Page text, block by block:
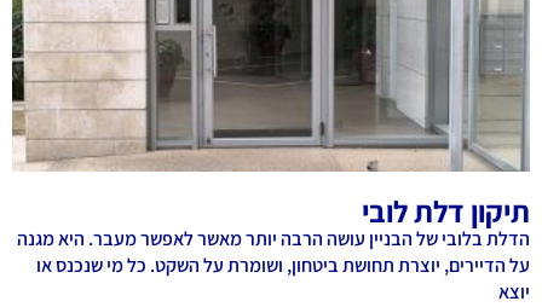
תיקון דלת לובי
הדלת בלובי של הבניין עושה הרבה יותר מאשר לאפשר מעבר. היא מגנה
על הדיירים, יוצרת תחושת ביטחון, ושומרת על השקט. כל מי שנכנס או
יוצא